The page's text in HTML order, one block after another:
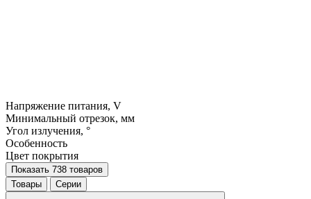
Напряжение питания, V
Минимальный отрезок, мм
Угол излучения, °
Особенность
Цвет покрытия
Показать 738 товаров
Товары
Серии